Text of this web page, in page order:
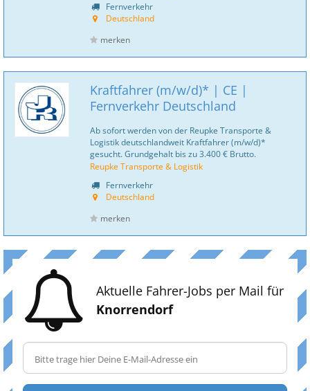
Fernverkehr
Deutschland
merken
Kraftfahrer (m/w/d)* | CE |
Fernverkehr Deutschland
Ab sofort werden von der Reupke Transporte &
Logistik deutschlandweit Kraftfahrer (m/w/d)*
gesucht. Grundgehalt bis zu 3.400 € Brutto.
Reupke Transporte & Logistik
Fernverkehr
Deutschland
merken
Aktuelle Fahrer-Jobs per Mail für
Knorrendorf